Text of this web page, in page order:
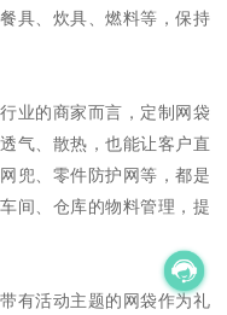
具、炊具、燃料等，保持
业的商家而言，定制网袋
气、散热，也能让客户直
兜、零件防护网等，都是
间、仓库的物料管理，提
有活动主题的网袋作为礼